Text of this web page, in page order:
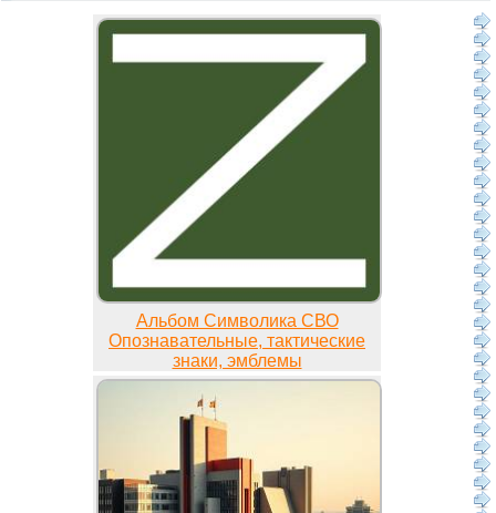
Альбом Символика СВО
Опознавательные, тактические
знаки, эмблемы